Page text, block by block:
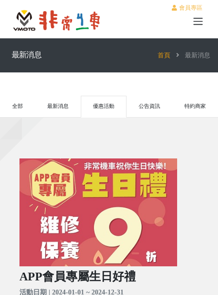
會員專區
最新消息 首頁 最新消息
全部 最新消息 優惠活動 公告資訊 特約商家
APP會員專屬生日好禮
活動日期 | 2024-01-01 ~ 2024-12-31